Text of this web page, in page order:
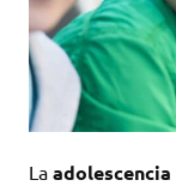
La adolescencia